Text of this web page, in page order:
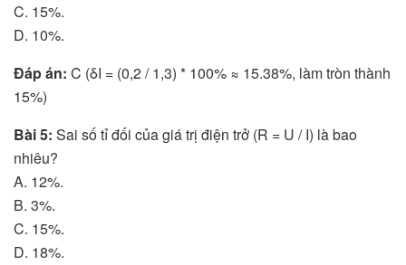
C. 15%.
D. 10%.
Đáp án: C (δI = (0,2 / 1,3) * 100% ≈ 15.38%, làm tròn thành
15%)
Bài 5: Sai số tỉ đối của giá trị điện trở (R = U / I) là bao
nhiêu?
A. 12%.
B. 3%.
C. 15%.
D. 18%.